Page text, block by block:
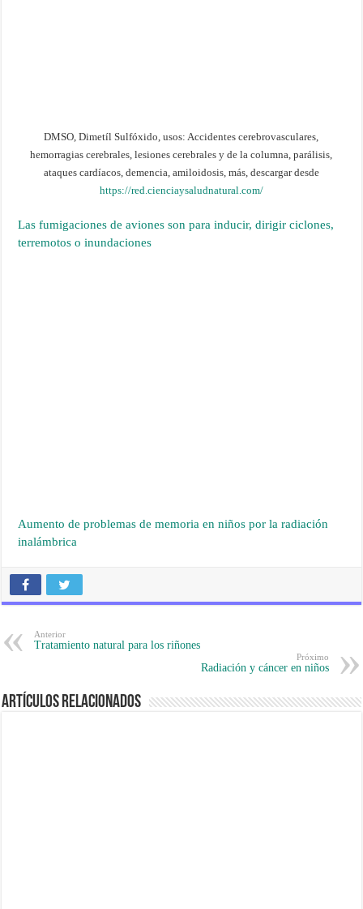
DMSO, Dimetíl Sulfóxido, usos: Accidentes cerebrovasculares,
hemorragias cerebrales, lesiones cerebrales y de la columna, parálisis,
ataques cardíacos, demencia, amiloidosis, más, descargar desde
https://red.cienciaysaludnatural.com/
Las fumigaciones de aviones son para inducir, dirigir ciclones,
terremotos o inundaciones
Aumento de problemas de memoria en niños por la radiación
inalámbrica
Anterior
Tratamiento natural para los riñones
Próximo
Radiación y cáncer en niños
Artículos Relacionados